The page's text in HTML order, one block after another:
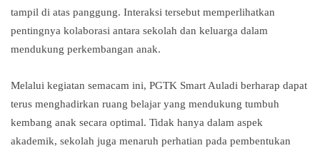
tampil di atas panggung. Interaksi tersebut memperlihatkan
pentingnya kolaborasi antara sekolah dan keluarga dalam
mendukung perkembangan anak.
Melalui kegiatan semacam ini, PGTK Smart Auladi berharap dapat
terus menghadirkan ruang belajar yang mendukung tumbuh
kembang anak secara optimal. Tidak hanya dalam aspek
akademik, sekolah juga menaruh perhatian pada pembentukan